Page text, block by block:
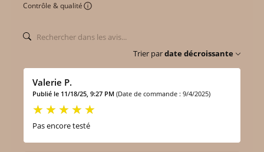
Contrôle & qualité
Trier pardate décroissante
Valerie P.
Publié le 11/18/25, 9:27 PM (Date de commande : 9/4/2025)
Pas encore testé